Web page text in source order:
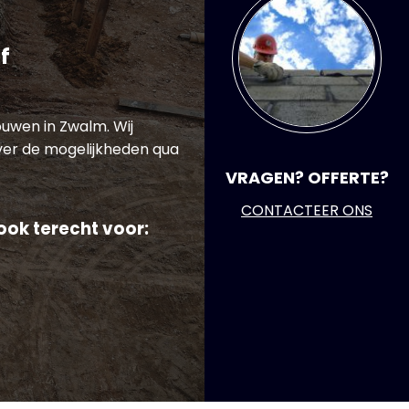
in Zwalm. Wij
de mogelijkheden qua
terecht voor:
VRAGEN? OFFERTE?
CONTACTEER ONS